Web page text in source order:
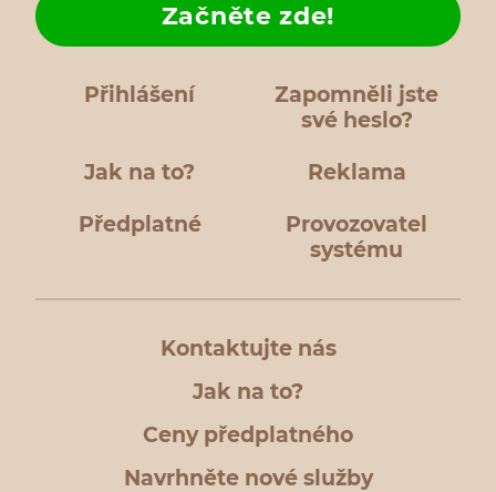
Přihlášení
Zapomněli jste
své heslo?
Jak na to?
Začněte zde!
Reklama
Předplatné
Provozovatel
systému
Kontaktujte nás
Jak na to?
Ceny předplatného
Navrhněte nové služby